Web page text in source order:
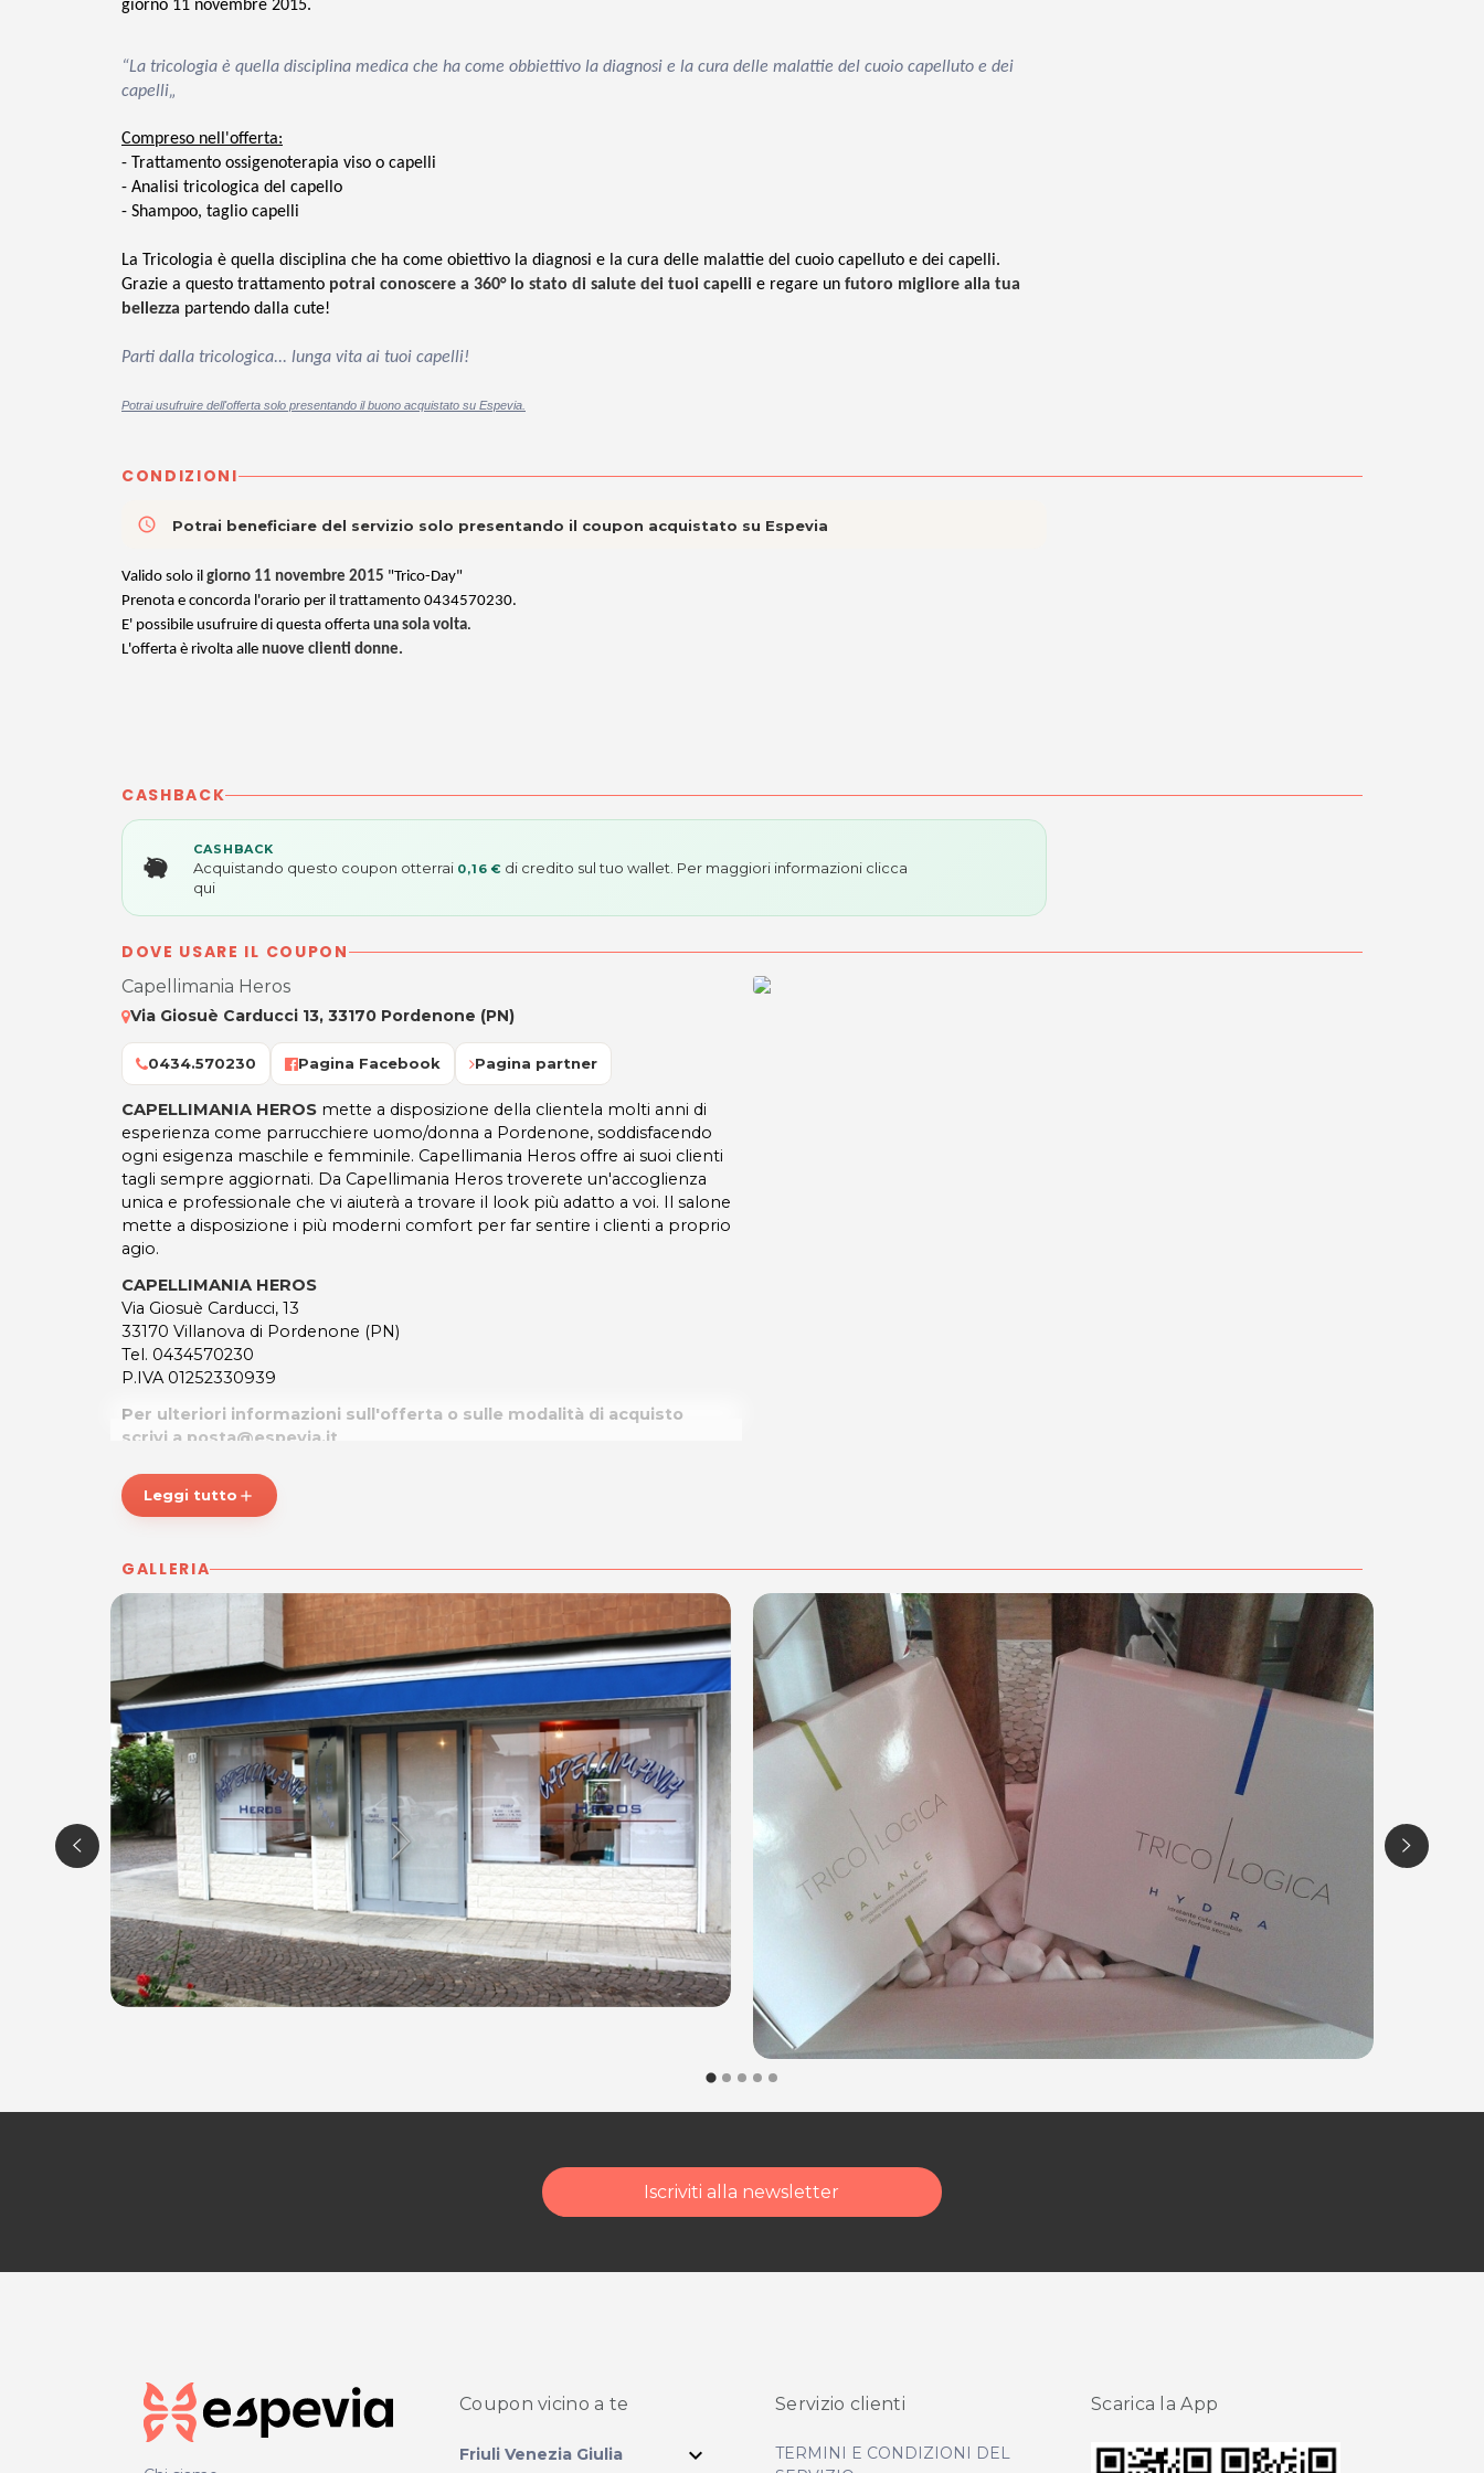
giorno 11 novembre 2015.
“La tricologia è quella disciplina medica che ha come obbiettivo la diagnosi e la cura delle malattie del cuoio capelluto e dei
capelli„
Compreso nell'offerta:
- Trattamento ossigenoterapia viso o capelli
- Analisi tricologica del capello
- Shampoo, taglio capelli
La Tricologia è quella disciplina che ha come obiettivo la diagnosi e la cura delle malattie del cuoio capelluto e dei capelli.
Grazie a questo trattamento potrai conoscere a 360° lo stato di salute dei tuoi capelli e regare un futoro migliore alla tua
bellezza partendo dalla cute!
Parti dalla tricologica... lunga vita ai tuoi capelli!
Potrai usufruire dell'offerta solo presentando il buono acquistato su Espevia.
CONDIZIONI
access_time Potrai beneficiare del servizio solo presentando il coupon acquistato su Espevia
Valido solo il giorno 11 novembre 2015 "Trico-Day"
Prenota e concorda l'orario per il trattamento 0434570230.
E' possibile usufruire di questa offerta una sola volta.
L'offerta è rivolta alle nuove clienti donne.
CASHBACK
CASHBACK
Acquistando questo coupon otterrai 0,16 € di credito sul tuo wallet. Per maggiori informazioni clicca
qui
DOVE USARE IL COUPON
Capellimania Heros
Via Giosuè Carducci 13, 33170 Pordenone (PN)
0434.570230 Pagina Facebook Pagina partner
CAPELLIMANIA HEROS mette a disposizione della clientela molti anni di
esperienza come parrucchiere uomo/donna a Pordenone, soddisfacendo
ogni esigenza maschile e femminile. Capellimania Heros offre ai suoi clienti
tagli sempre aggiornati. Da Capellimania Heros troverete un'accoglienza
unica e professionale che vi aiuterà a trovare il look più adatto a voi. Il salone
mette a disposizione i più moderni comfort per far sentire i clienti a proprio
agio.
CAPELLIMANIA HEROS
Via Giosuè Carducci, 13
33170 Villanova di Pordenone (PN)
Tel. 0434570230
P.IVA 01252330939
Per ulteriori informazioni sull'offerta o sulle modalità di acquisto
scrivi a posta@espevia.it
Leggi tutto add
GALLERIA
Iscriviti alla newsletter
Coupon vicino a te
Friuli Venezia Giulia expand_more
Servizio clienti
TERMINI E CONDIZIONI DEL
Scarica la App